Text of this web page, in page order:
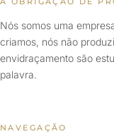
Nós somos uma
criamos, nós não
envidraçamento são
palavra.
NAVEGAÇÃO